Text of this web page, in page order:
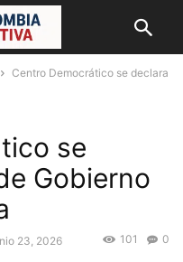
Centro Democrático se declara
se
Gobierno
23, 2026 0
101